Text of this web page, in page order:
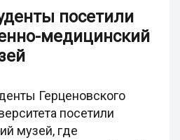
посетили
медицинский
Герценовского
посетили
музей, где